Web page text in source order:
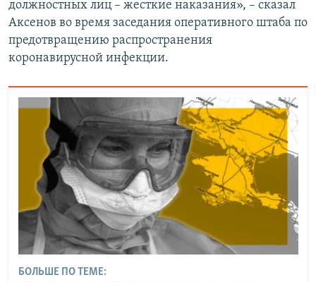
должностных лиц – жесткие наказания», – сказал
Аксенов во время заседания оперативного штаба по
предотвращению распространения
коронавирусной инфекции.
БОЛЬШЕ ПО ТЕМЕ: